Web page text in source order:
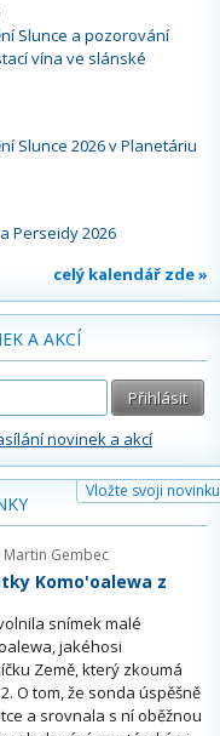
Slunce a pozorování
vína ve slánské
Slunce 2026 v Planetáriu
Perseidy 2026
celý kalendář zde »
A AKCÍ
novinek a akcí
Vložte svoji novinku
Martin Gembec
Komo'oalewa z
snímek malé
jakéhosi
Země, který zkoumá
O tom, že sonda úspěšně
a srovnala s ní oběžnou